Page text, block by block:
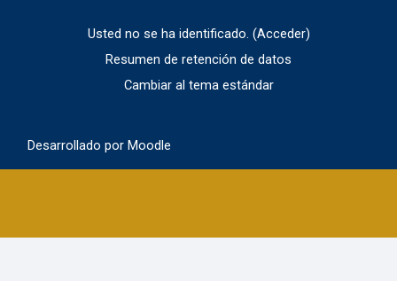
Usted no se ha identificado. (Acceder)
Resumen de retención de datos
Cambiar al tema estándar
Desarrollado por Moodle